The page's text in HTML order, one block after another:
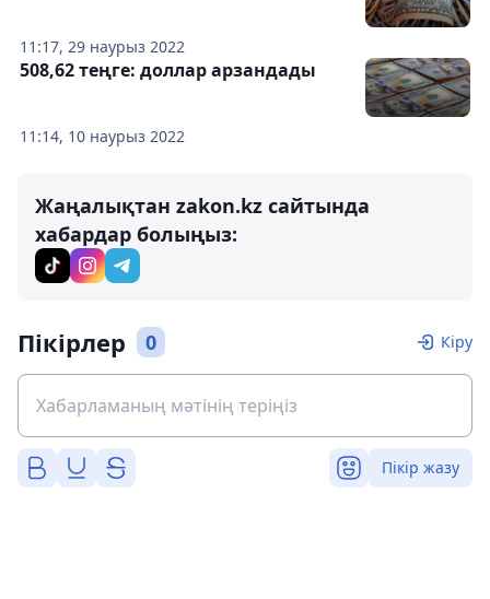
11:17, 29 наурыз 2022
11:14, 10 наурыз 2022
508,62 теңге: доллар арзандады
Жаңалықтан zakon.kz сайтында
хабардар болыңыз:
Пікірлер 0 Кіру
Пікір жазу